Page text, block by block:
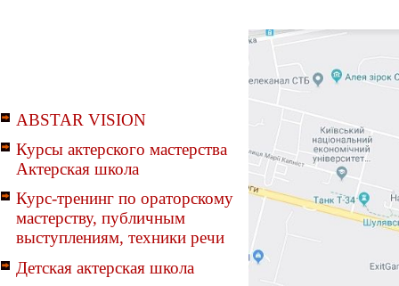
ABSTAR VISION
Курсы актерского мастерства
Актерская школа
Курс-тренинг по ораторскому
мастерству, публичным
выступлениям, техники речи
Детская актерская школа